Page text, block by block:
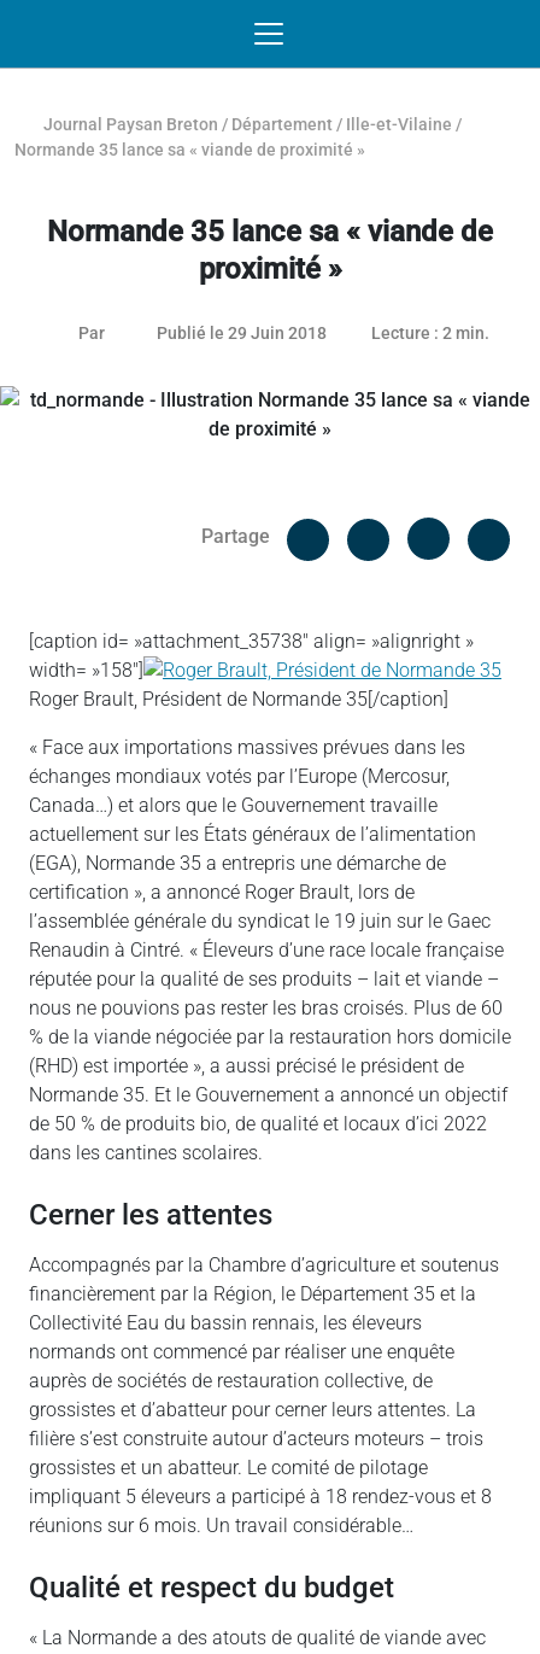
Journal Paysan Breton / Département / Ille-et-Vilaine /
Normande 35 lance sa « viande de proximité »
Normande 35 lance sa « viande de
proximité »
Par Publié le 29 Juin 201826 janvier 2021
Lecture : 2 min.
Partage
Facebook
[caption id= »attachment_35738″ align= »alignright »
width= »158″]
Roger Brault, Président de Normande 35[/caption]
« Face aux importations massives prévues dans les
échanges mondiaux votés par l’Europe (Mercosur,
Canada…) et alors que le Gouvernement travaille
actuellement sur les États généraux de l’alimentation
(EGA), Normande 35 a entrepris une démarche de
certification », a annoncé Roger Brault, lors de
l’assemblée générale du syndicat le 19 juin sur le Gaec
Renaudin à Cintré. « Éleveurs d’une race locale française
réputée pour la qualité de ses produits – lait et viande –
nous ne pouvions pas rester les bras croisés. Plus de 60
% de la viande négociée par la restauration hors domicile
(RHD) est importée », a aussi précisé le président de
Normande 35. Et le Gouvernement a annoncé un objectif
de 50 % de produits bio, de qualité et locaux d’ici 2022
dans les cantines scolaires.
Cerner les attentes
Accompagnés par la Chambre d’agriculture et soutenus
financièrement par la Région, le Département 35 et la
Collectivité Eau du bassin rennais, les éleveurs
normands ont commencé par réaliser une enquête
auprès de sociétés de restauration collective, de
grossistes et d’abatteur pour cerner leurs attentes. La
filière s’est construite autour d’acteurs moteurs – trois
grossistes et un abatteur. Le comité de pilotage
impliquant 5 éleveurs a participé à 18 rendez-vous et 8
réunions sur 6 mois. Un travail considérable…
Qualité et respect du budget
« La Normande a des atouts de qualité de viande avec